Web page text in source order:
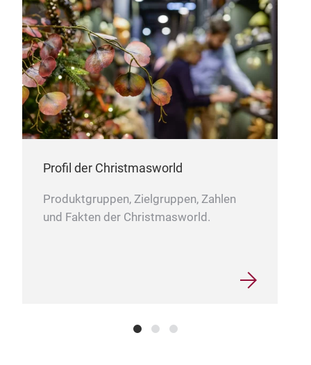
Profil der Christmasworld
Produktgruppen, Zielgruppen, Zahlen
und Fakten der Christmasworld.